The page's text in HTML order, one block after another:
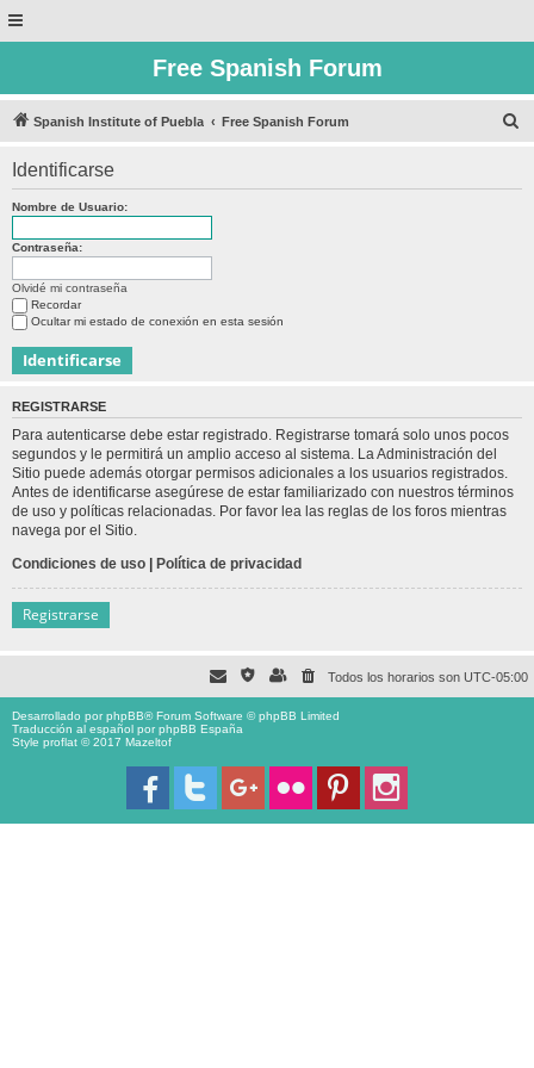
Free Spanish Forum
Spanish Institute of Puebla Free Spanish Forum
Identificarse
Nombre de Usuario:
Contraseña:
Olvidé mi contraseña
Recordar
Ocultar mi estado de conexión en esta sesión
REGISTRARSE
Para autenticarse debe estar registrado. Registrarse tomará solo unos pocos
segundos y le permitirá un amplio acceso al sistema. La Administración del
Sitio puede además otorgar permisos adicionales a los usuarios registrados.
Antes de identificarse asegúrese de estar familiarizado con nuestros términos
de uso y políticas relacionadas. Por favor lea las reglas de los foros mientras
navega por el Sitio.
Condiciones de uso | Política de privacidad
Registrarse
Todos los horarios son UTC-05:00
Desarrollado porphpBB® Forum Software © phpBB Limited
Traducción al español porphpBB España
Style proflat © 2017 Mazeltof